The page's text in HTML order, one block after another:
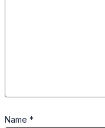
Name *